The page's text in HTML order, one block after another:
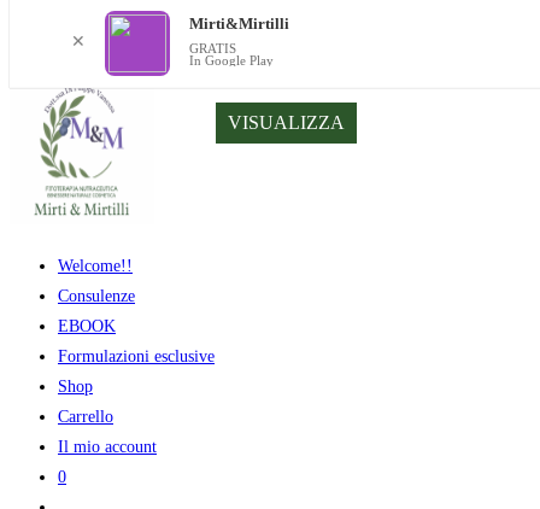
contenuto
Welcome!!
Consulenze
EBOOK
Formulazioni esclusive
Shop
Carrello
Il mio account
0
✕
Mirti&Mirtilli
GRATIS
In Google Play
VISUALIZZA